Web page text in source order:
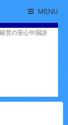
MENU
営の安心中国語